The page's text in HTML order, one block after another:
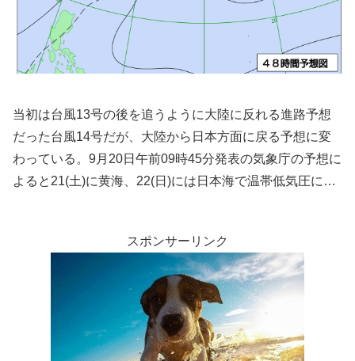
当初は台風13号の後を追うように大陸に反れる進路予想
だった台風14号だが、大陸から日本方面に戻る予想に変
わっている。9月20日午前09時45分発表の気象庁の予想に
よると21(土)に黄海、22(日)には日本海で温帯低気圧に…
スポンサーリンク